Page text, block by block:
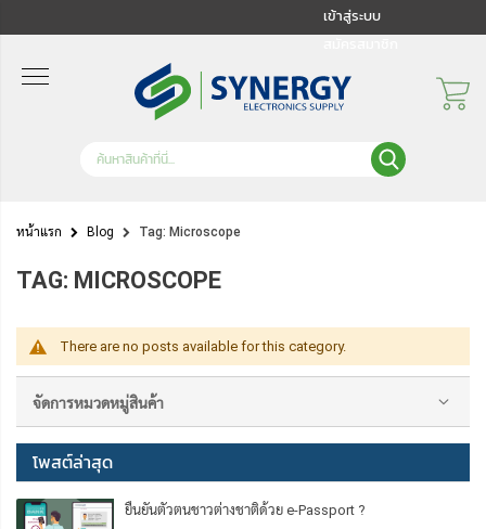
เข้าสู่ระบบ
หน้าแรก Blog Tag: Microscope
TAG: MICROSCOPE
There are no posts available for this category.
จัดการหมวดหมู่สินค้า
โพสต์ล่าสุด
ยืนยันตัวตนชาวต่างชาติด้วย e-Passport ?